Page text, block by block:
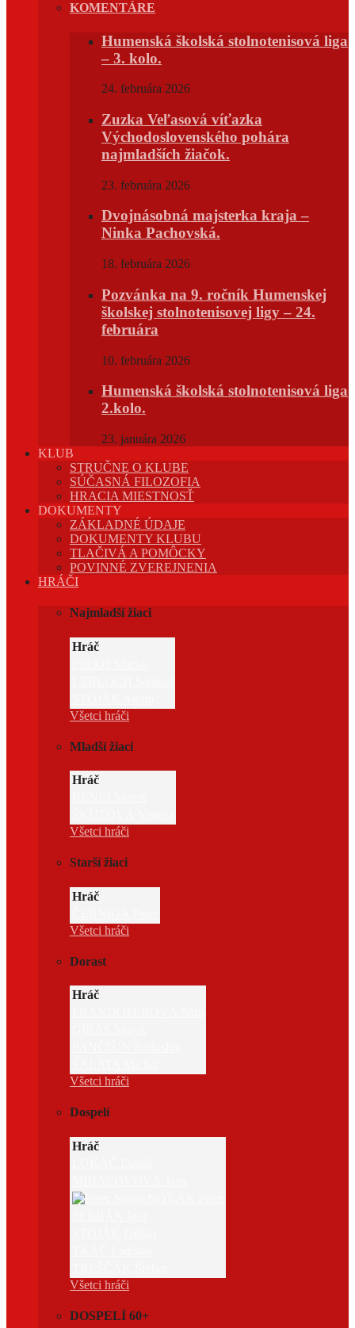
KOMENTÁRE
Humenská školská stolnotenisová liga
– 3. kolo.
24. februára 2026
Zuzka Veľasová víťazka
Východoslovenského pohára
najmladších žiačok.
23. februára 2026
Dvojnásobná majsterka kraja –
Ninka Pachovská.
18. februára 2026
Pozvánka na 9. ročník Humenskej
školskej stolnotenisovej ligy – 24.
februára
10. februára 2026
Humenská školská stolnotenisová liga
2.kolo.
23. januára 2026
KLUB
STRUČNE O KLUBE
SÚČASNÁ FILOZOFIA
HRACIA MIESTNOSŤ
DOKUMENTY
ZÁKLADNÉ ÚDAJE
DOKUMENTY KLUBU
TLAČIVÁ A POMÔCKY
POVINNÉ ZVEREJNENIA
HRÁČI
Najmladší žiaci
Hráč
Všetci hráči
Mladší žiaci
Hráč
Všetci hráči
Starší žiaci
Hráč
Všetci hráči
Dorast
Hráč
Všetci hráči
Dospelí
Hráč
Všetci hráči
DOSPELÍ 60+